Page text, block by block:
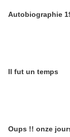
Autobiographie
Il fut un temps
Oups !! onze